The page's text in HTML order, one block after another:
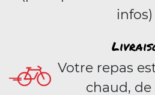
infos)
Votre repas
chaud, de